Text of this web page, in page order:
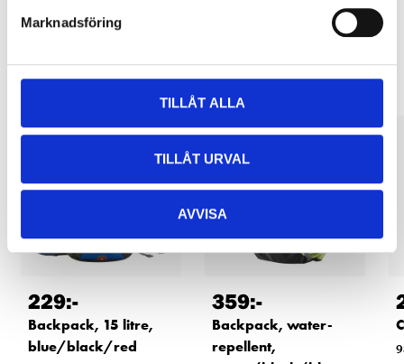
Marknadsföring
TILLÅT ALLA
TILLÅT URVAL
AVVISA
Other customers also bought
229:-
Backpack, 15 litre,
blue/black/red
359:-
Backpack, water-
repellent,